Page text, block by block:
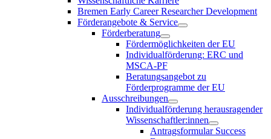
Bremen Early Career Researcher Development
Förderangebote & Service
Förderberatung
Fördermöglichkeiten der EU
Individualförderung: ERC und
MSCA-PF
Beratungsangebot zu
Förderprogramme der EU
Ausschreibungen
Individualförderung herausragender
Wissenschaftler:innen
Antragsformular Success